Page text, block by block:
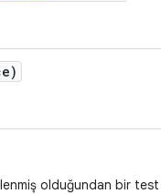
olduğundan bir test